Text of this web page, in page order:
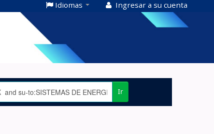
Idiomas Ingresar a su cuenta
Ir